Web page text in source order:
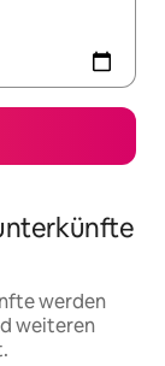
werden
weiteren